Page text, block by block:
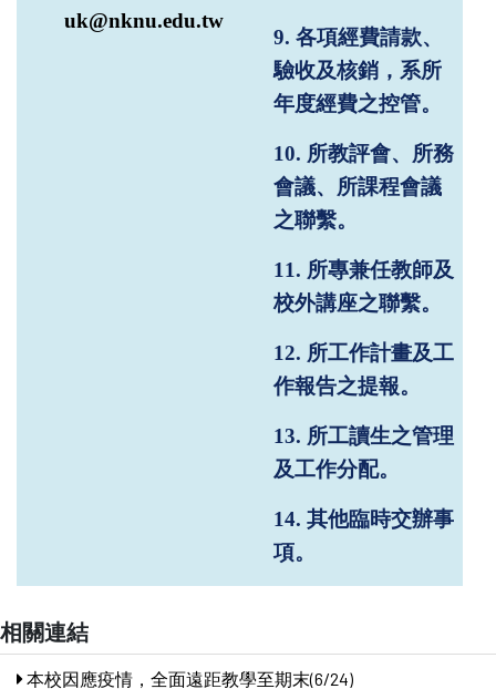
uk@nknu.edu.tw
9.各項經費請款、
驗收及核銷，系所
年度經費之控管。
10. 所教評會、所務
會議、所課程會議
之聯繫。
11. 所專兼任教師及
校外講座之聯繫。
12. 所工作計畫及工
作報告之提報。
13. 所工讀生之管理
及工作分配。
14.其他臨時交辦事
項。
相關連結
本校因應疫情，全面遠距教學至期末(6/24)